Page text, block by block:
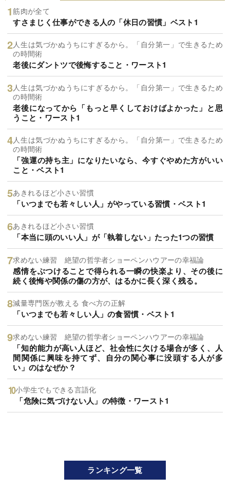
筋肉が全て
すさまじく仕事ができる人の「休日の習慣」ベスト1
人生は気づかぬうちにすぎるから。「自分第一」で生きるため
の時間術
老後にダントツで後悔すること・ワースト1
人生は気づかぬうちにすぎるから。「自分第一」で生きるため
の時間術
老後になってから「もっと早くしておけばよかった」と思
うこと・ワースト1
人生は気づかぬうちにすぎるから。「自分第一」で生きるため
の時間術
「強運の持ち主」になりたいなら、今すぐやめた方がいい
こと・ベスト1
あきれるほど小さい習慣
「いつまでも若々しい人」がやっている習慣・ベスト1
あきれるほど小さい習慣
「本当に頭のいい人」が「執着しない」たった1つの習慣
求めない練習 絶望の哲学者ショーペンハウアーの幸福論
感情をぶつけることで得られる一瞬の快楽より、その後に
続く後悔や関係の傷の方が、はるかに長く深く残る。
減量専門医が教える 食べ方の正解
「いつまでも若々しい人」の食習慣・ベスト1
求めない練習 絶望の哲学者ショーペンハウアーの幸福論
「知的能力が高い人ほど、社会性に欠ける場合が多く、人
間関係に興味を持てず、自分の関心事に没頭する人が多
い」のはなぜか？
小学生でもできる言語化
「危険に気づけない人」の特徴・ワースト1
ランキング一覧